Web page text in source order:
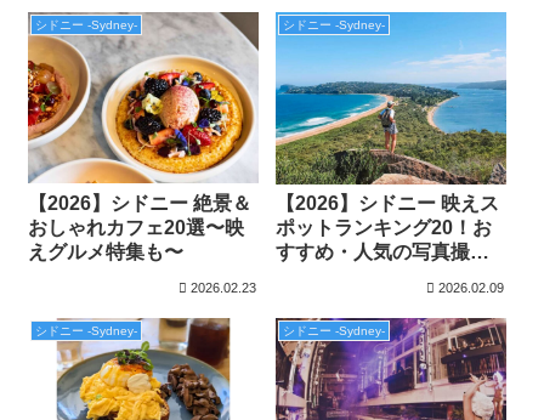
シドニー -Sydney-
【2026】シドニー 絶景＆
おしゃれカフェ20選〜映
えグルメ特集も〜
2026.02.23
シドニー -Sydney-
【2026】シドニー 映えス
ポットランキング20！お
すすめ・人気の写真撮影
2026.02.09
シドニー -Sydney- シドニー -Sydney-